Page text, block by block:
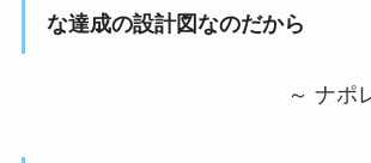
な達成の設計図なのだから
～ ナポ